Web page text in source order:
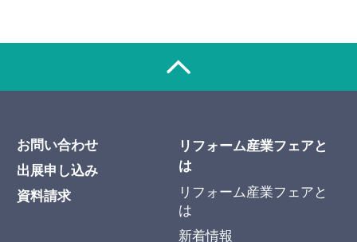
お問い合わせ
出展申し込み
資料請求
リフォーム産業フェアと
は
リフォーム産業フェアと
は
新着情報